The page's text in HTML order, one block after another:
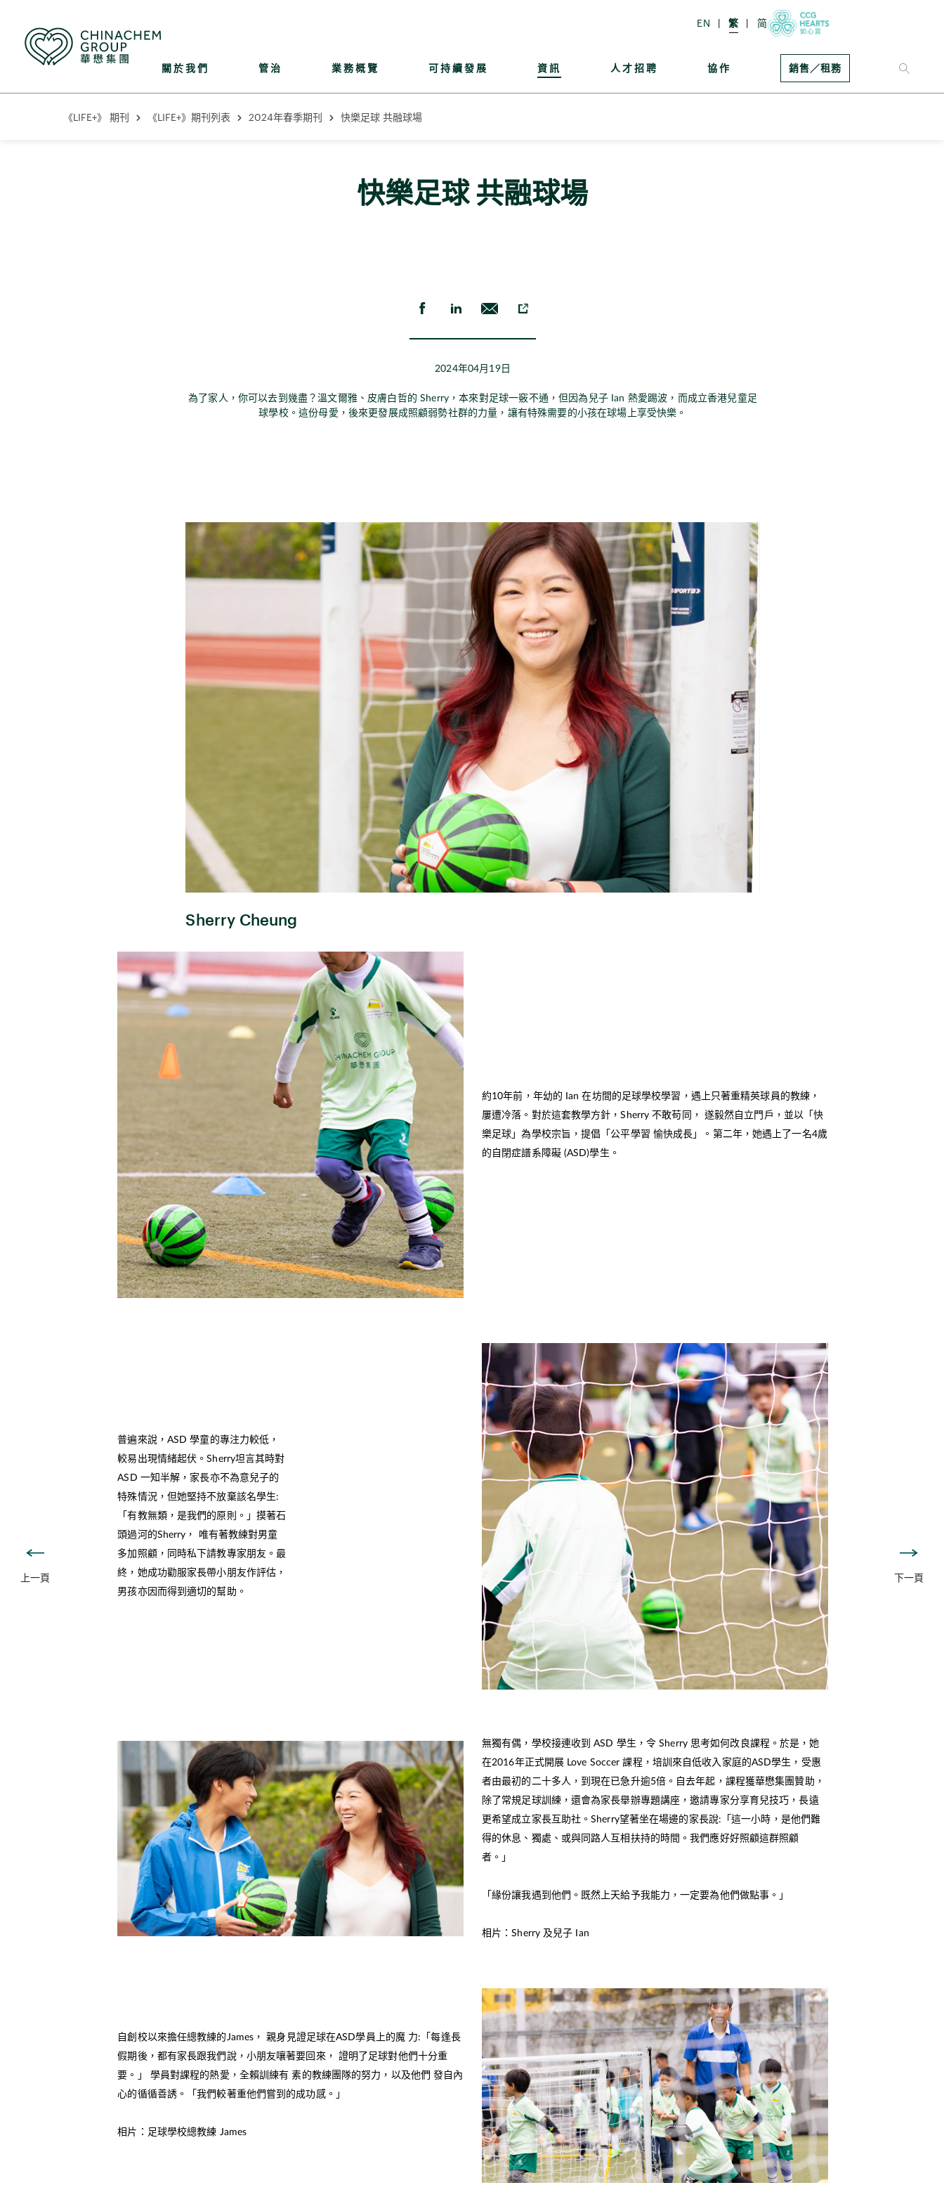
EN 繁 简
關於我們 管治 業務概覽 可持續發展 資訊 人才招聘 協作 銷售／租務
《LIFE+》 期刊 《LIFE+》期刊列表 2024年春季期刊 快樂足球 共融球場
快樂足球 共融球場
2024年04月19日
為了家人，你可以去到幾盡？溫文爾雅、皮膚白哲的 Sherry，本來對足球一竅不通，但因為兒子 Ian 熱愛踢波，而成立香港兒童足
球學校。這份母愛，後來更發展成照顧弱勢社群的力量，讓有特殊需要的小孩在球場上享受快樂。
Sherry Cheung
約10年前，年幼的 Ian 在坊間的足球學校學習，遇上只著重精英球員的教練，
屢遭冷落。對於這套教學方針，Sherry 不敢苟同， 遂毅然自立門戶，並以「快
樂足球」為學校宗旨，提倡「公平學習 愉快成長」。第二年，她遇上了一名4歲
的自閉症譜系障礙 (ASD)學生。
普遍來說，ASD 學童的專注力較低，
較易出現情緒起伏。Sherry坦言其時對
ASD 一知半解，家長亦不為意兒子的
特殊情況，但她堅持不放棄該名學生:
「有教無類，是我們的原則。」摸著石
頭過河的Sherry， 唯有著教練對男童
多加照顧，同時私下請教專家朋友。最
終，她成功勸服家長帶小朋友作評估，
男孩亦因而得到適切的幫助。
無獨有偶，學校接連收到 ASD 學生，令 Sherry 思考如何改良課程。於是，她
在2016年正式開展 Love Soccer 課程，培訓來自低收入家庭的ASD學生，受惠
者由最初的二十多人，到現在已急升逾5倍。自去年起，課程獲華懋集團贊助，
除了常規足球訓練，還會為家長舉辦專題講座，邀請專家分享育兒技巧，長遠
更希望成立家長互助社。Sherry望著坐在場邊的家長說:「這一小時，是他們難
得的休息、獨處、或與同路人互相扶持的時間。我們應好好照顧這群照顧
者。」
「緣份讓我遇到他們。既然上天給予我能力，一定要為他們做點事。」
相片：Sherry 及兒子 Ian
自創校以來擔任總教練的James， 親身見證足球在ASD學員上的魔 力:「每逢長
假期後，都有家長跟我們說，小朋友嚷著要回來， 證明了足球對他們十分重
要。」 學員對課程的熱愛，全賴訓練有 素的教練團隊的努力，以及他們 發自內
心的循循善誘。「我們較著重他們嘗到的成功感。」
相片：足球學校總教練 James
上一頁 下一頁